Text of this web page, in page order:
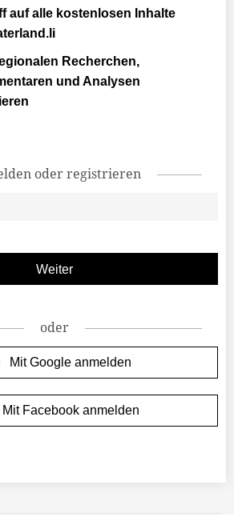
auf alle kostenlosen Inhalte
Recherchen,
und Analysen
oder registrieren
oder
Mit Google anmelden
Mit Facebook anmelden